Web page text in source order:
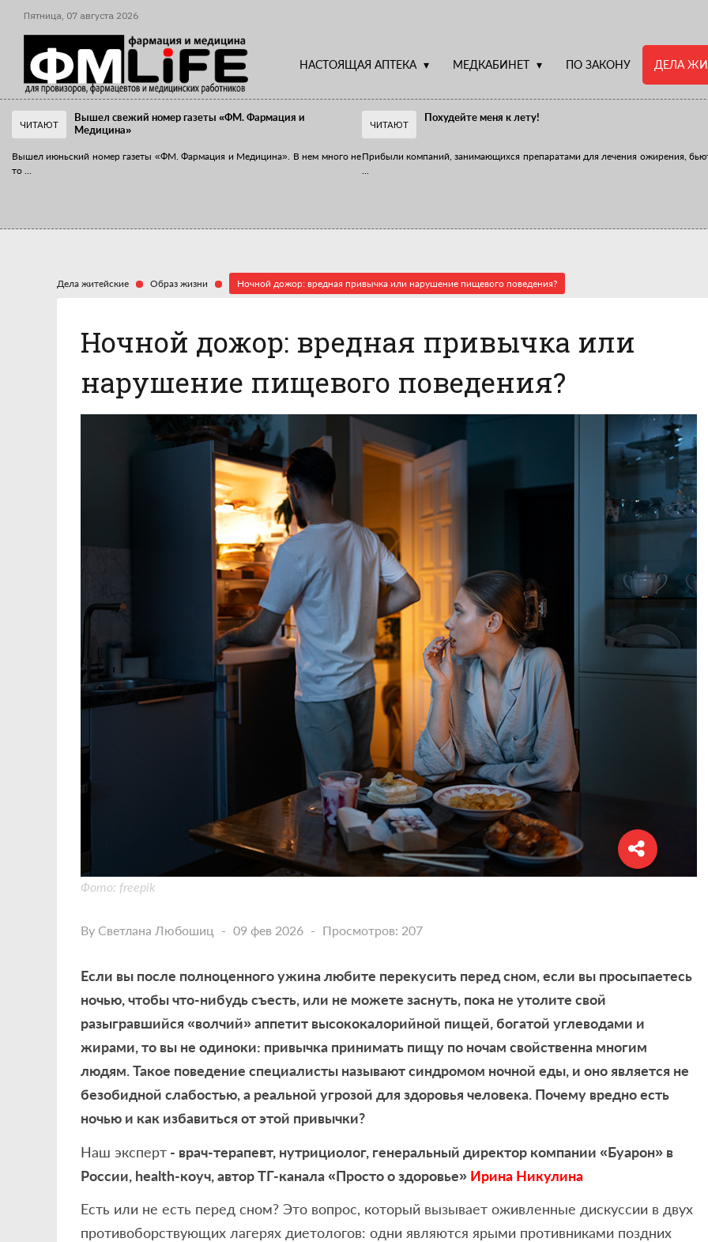
Пятница, 07 августа 2026
НАСТОЯЩАЯ АПТЕКА МЕДКАБИНЕТ ПО ЗАКОНУ ДЕЛА
ЧИТАЮТ
Вышел свежий номер газеты «ФМ. Фармация и
Медицина»
Вышел июньский номер газеты «ФМ. Фармация и Медицина». В нем много не
то
ЧИТАЮТ
Похудейте меня к лету!
Прибыли компаний, занимающихся препаратами для лечения ожирения,
Дела житейские Образ жизни Ночной дожор: вредная привычка или нарушение пищевого поведения?
Ночной дожор: вредная привычка или
нарушение пищевого поведения?
Фото: freepik
By Светлана Любошиц 09 фев 2026 Просмотров: 207
Если вы после полноценного ужина любите перекусить перед сном, если вы просыпаетесь
ночью, чтобы что-нибудь съесть, или не можете заснуть, пока не утолите свой
разыгравшийся «волчий» аппетит высококалорийной пищей, богатой углеводами и
жирами, то вы не одиноки: привычка принимать пищу по ночам свойственна многим
людям. Такое поведение специалисты называют синдромом ночной еды, и оно является не
безобидной слабостью, а реальной угрозой для здоровья человека. Почему вредно есть
ночью и как избавиться от этой привычки?
Наш эксперт - врач-терапевт, нутрициолог, генеральный директор компании «Буарон» в
России, health-коуч, автор ТГ-канала «Просто о здоровье» Ирина Никулина
Есть или не есть перед сном? Это вопрос, который вызывает оживленные дискуссии в двух
противоборствующих лагерях диетологов: одни являются ярыми противниками поздних